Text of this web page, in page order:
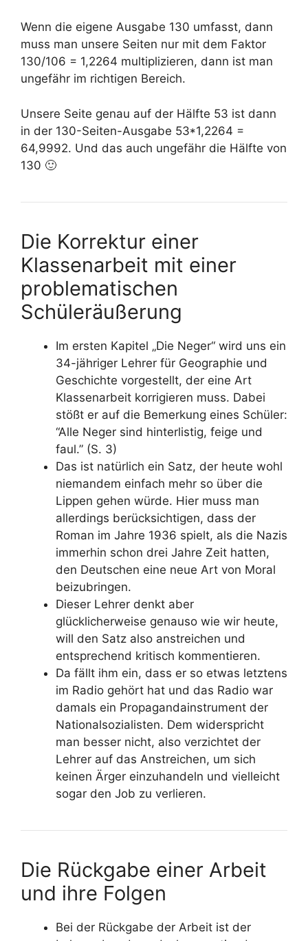
Wenn die eigene Ausgabe 130 umfasst, dann
muss man unsere Seiten nur mit dem Faktor
130/106 = 1,2264 multiplizieren, dann ist man
ungefähr im richtigen Bereich.
Unsere Seite genau auf der Hälfte 53 ist dann
in der 130-Seiten-Ausgabe 53*1,2264 =
64,9992. Und das auch ungefähr die Hälfte von
130 🙂
Die Korrektur einer
Klassenarbeit mit einer
problematischen
Schüleräußerung
Im ersten Kapitel „Die Neger“ wird uns ein
34-jähriger Lehrer für Geographie und
Geschichte vorgestellt, der eine Art
Klassenarbeit korrigieren muss. Dabei
stößt er auf die Bemerkung eines Schüler:
“Alle Neger sind hinterlistig, feige und
faul.” (S. 3)
Das ist natürlich ein Satz, der heute wohl
niemandem einfach mehr so über die
Lippen gehen würde. Hier muss man
allerdings berücksichtigen, dass der
Roman im Jahre 1936 spielt, als die Nazis
immerhin schon drei Jahre Zeit hatten,
den Deutschen eine neue Art von Moral
beizubringen.
Dieser Lehrer denkt aber
glücklicherweise genauso wie wir heute,
will den Satz also anstreichen und
entsprechend kritisch kommentieren.
Da fällt ihm ein, dass er so etwas letztens
im Radio gehört hat und das Radio war
damals ein Propagandainstrument der
Nationalsozialisten. Dem widerspricht
man besser nicht, also verzichtet der
Lehrer auf das Anstreichen, um sich
keinen Ärger einzuhandeln und vielleicht
sogar den Job zu verlieren.
Die Rückgabe einer Arbeit
und ihre Folgen
Bei der Rückgabe der Arbeit ist der